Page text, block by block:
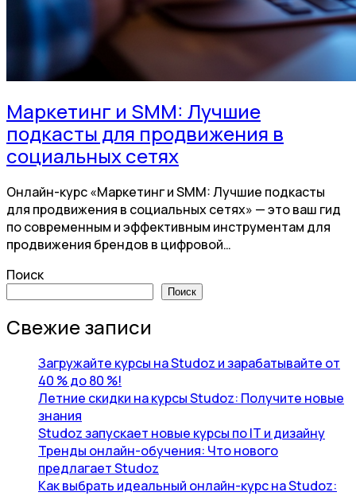
Маркетинг и SMM: Лучшие
подкасты для продвижения в
социальных сетях
Онлайн-курс «Маркетинг и SMM: Лучшие подкасты
для продвижения в социальных сетях» — это ваш гид
по современным и эффективным инструментам для
продвижения брендов в цифровой…
Поиск
Поиск
Свежие записи
Загружайте курсы на Studoz и зарабатывайте от
40 % до 80 %!
Летние скидки на курсы Studoz: Получите новые
знания
Studoz запускает новые курсы по IT и дизайну
Тренды онлайн-обучения: Что нового
предлагает Studoz
Как выбрать идеальный онлайн-курс на Studoz: